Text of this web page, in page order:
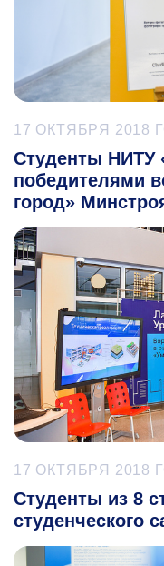
17 ОКТЯБРЯ 2018
Студенты НИТУ
победителями
город»
17 ОКТЯБРЯ 2018
Студенты из 8
студенческого